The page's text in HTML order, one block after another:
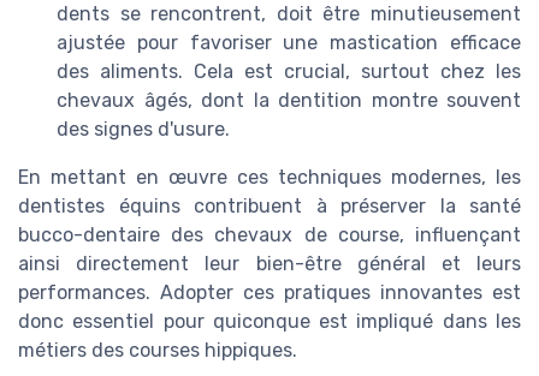
dents se rencontrent, doit être minutieusement
ajustée pour favoriser une mastication efficace
des aliments. Cela est crucial, surtout chez les
chevaux âgés, dont la dentition montre souvent
des signes d'usure.
En mettant en œuvre ces techniques modernes, les
dentistes équins contribuent à préserver la santé
bucco-dentaire des chevaux de course, influençant
ainsi directement leur bien-être général et leurs
performances. Adopter ces pratiques innovantes est
donc essentiel pour quiconque est impliqué dans les
métiers des courses hippiques.